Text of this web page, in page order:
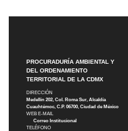
PROCURADURÍA AMBIENTAL Y
DEL ORDENAMIENTO
TERRITORIAL DE LA CDMX
DIRECCIÓN
Medellín 202, Col. Roma Sur, Alcaldía
Cuauhtémoc, C.P. 06700, Ciudad de México
WEB E-MAIL
Correo Institucional
TELÉFONO